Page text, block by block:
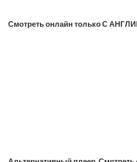
Смотреть онлайн только С